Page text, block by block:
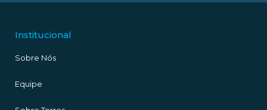
Institucional
Sobre Nós
Equipe